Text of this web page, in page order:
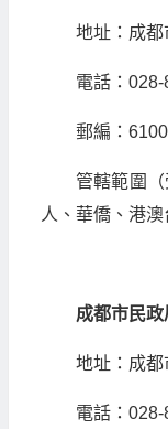
地址：成
電話：
郵編：
管轄範圍
人、華僑、港
成都市民
地址：成
電話：